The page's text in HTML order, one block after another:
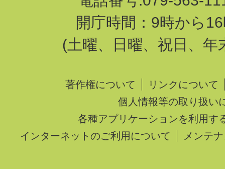
開庁時間：9時から
(土曜、日曜、祝日、年
著作権について
リンクについて
個人情報等の取り扱い
各種アプリケーションを利用す
インターネットのご利用について
メンテ